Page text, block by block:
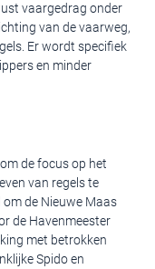
vaargedrag onder
van de vaarweg,
Er wordt specifiek
en minder
de focus op het
van regels te
de Nieuwe Maas
de Havenmeester
met betrokken
Spido en